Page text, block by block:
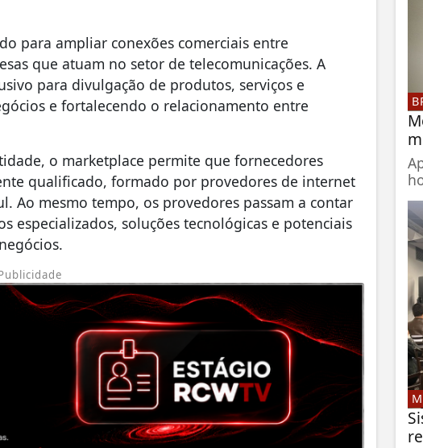
para ampliar conexões comerciais entre
que atuam no setor de telecomunicações. A
para divulgação de produtos, serviços e
e fortalecendo o relacionamento entre
o marketplace permite que fornecedores
qualificado, formado por provedores de internet
Ao mesmo tempo, os provedores passam a contar
especializados, soluções tecnológicas e potenciais